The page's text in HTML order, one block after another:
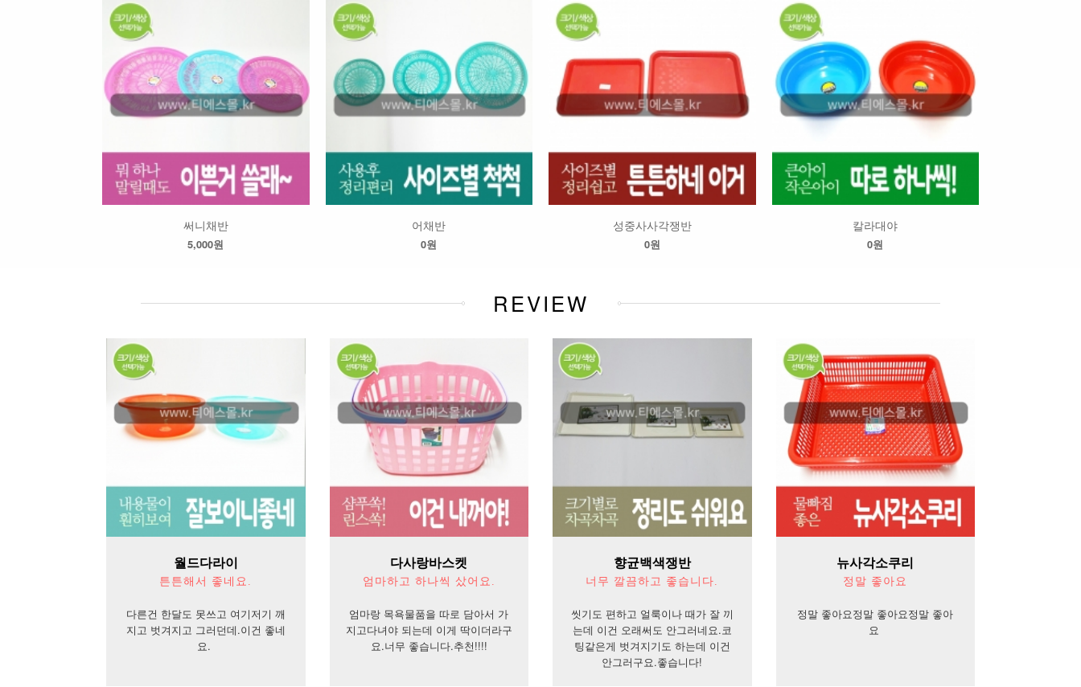
써니채반
5,000원
어채반
0원
성중사사각쟁반
0원
칼라대야
0원
REVIEW
월드다라이
튼튼해서 좋네요.
다른건 한달도 못쓰고 여기저기 깨
지고 벗겨지고 그러던데.이건 좋네
요.
다사랑바스켓
엄마하고 하나씩 샀어요.
엄마랑 목욕물품을 따로 담아서 가
지고다녀야 되는데 이게 딱이더라구
요.너무 좋습니다.추천!!!!
향균백색쟁반
너무 깔끔하고 좋습니다.
씻기도 편하고 얼룩이나 때가 잘 끼
는데 이건 오래써도 안그러네요.코
팅같은게 벗겨지기도 하는데 이건
안그러구요.좋습니다!
뉴사각소쿠리
정말 좋아요
정말 좋아요정말 좋아요정말 좋아
요